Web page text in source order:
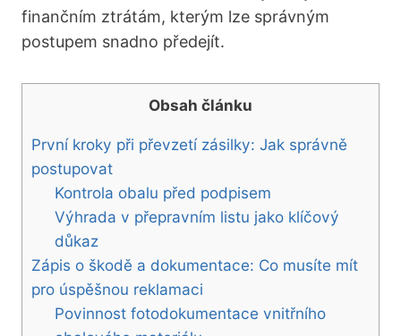
finančním ztrátám, kterým lze správným
postupem snadno předejít.
Obsah článku
První kroky při převzetí zásilky: Jak správně
postupovat
Kontrola obalu před podpisem
Výhrada v přepravním listu jako klíčový
důkaz
Zápis o škodě a dokumentace: Co musíte mít
pro úspěšnou reklamaci
Povinnost fotodokumentace vnitřního